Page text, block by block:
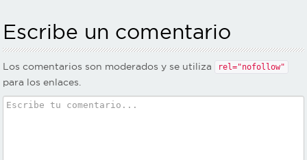
Escribe un comentario
Los comentarios son moderados y se utiliza rel="nofollow"
para los enlaces.